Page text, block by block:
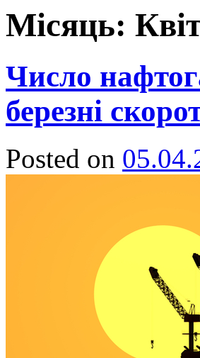
Місяць:
Число
березні
Posted on